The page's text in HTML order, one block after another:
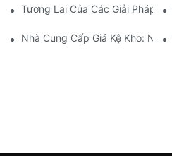
Tương Lai Của Các Giải Pháp
Nhà Cung Cấp Giá Kệ Kho: